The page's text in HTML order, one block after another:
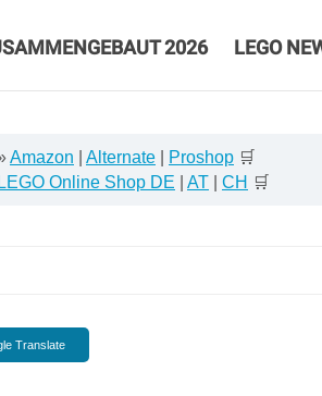
2026 LEGO
Amazon Alternate Proshop 🛒
LEGO Online Shop DE AT CH 🛒
Translate